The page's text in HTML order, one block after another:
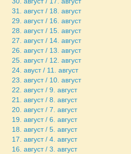
31. август / 18. август
29. август / 16. август
28. август / 15. август
27. август / 14. август
26. август / 13. август
25. август / 12. август
24. авуст / 11. август
23. август / 10. август
22. август / 9. август
21. август / 8. август
20. август / 7. август
19. август / 6. август
18. август / 5. август
17. август / 4. август
16. август / 3. август